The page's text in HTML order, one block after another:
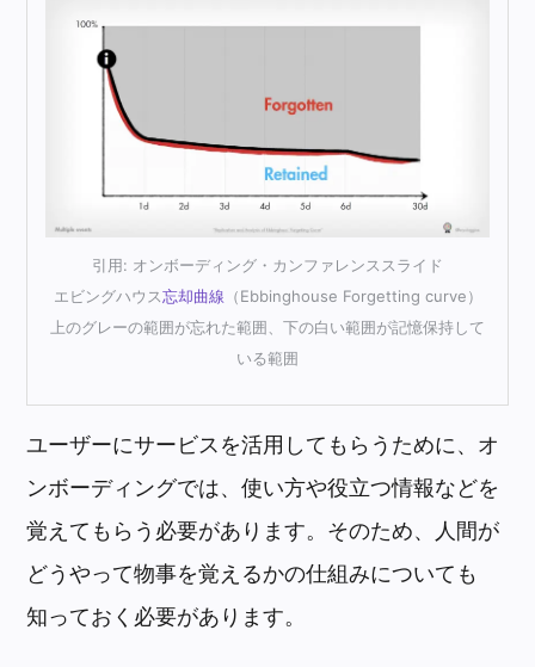
引用: オンボーディング・カンファレンススライド
エビングハウス忘却曲線 （Ebbinghouse Forgetting curve）
上のグレーの範囲が忘れた範囲、下の白い範囲が記憶保持して
いる範囲
ユーザーにサービスを活用してもらうために、オ
ンボーディングでは、使い方や役立つ情報などを
覚えてもらう必要があります。そのため、人間が
どうやって物事を覚えるかの仕組みについても
知っておく必要があります。